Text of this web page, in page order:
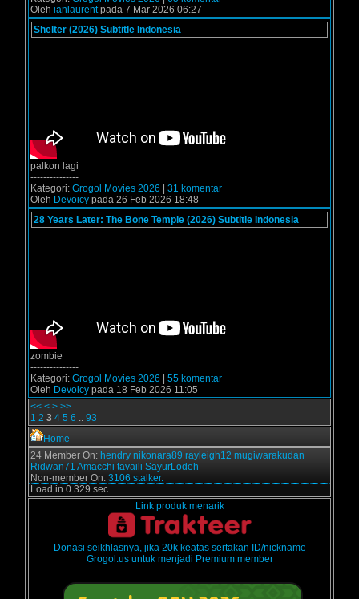
Oleh ianlaurentpada 7 Mar 2026 06:27
Shelter (2026) Subtitle Indonesia
palkon lagi
---------------
Kategori: Grogol Movies 2026
31 komentar
Oleh Devoicy pada 26 Feb 2026 18:48
28 Years Later: The Bone Temple (2026) Subtitle Indonesia
zombie
---------------
Kategori: Grogol Movies 2026
55 komentar
Oleh Devoicy pada 18 Feb 2026 11:05
<< < > >>
1 2 3 4 5 6 .. 93
Home
24 Member On: hendry nikonara89 rayleigh12 mugiwarakudan
Ridwan71 Amacchi tavaili SayurLodeh
Non-member On: 3106 stalker.
Load in 0.329 sec
Link produk menarik
Donasi seikhlasnya, jika 20k keatas sertakan ID/nickname
Grogol.us untuk menjadi Premium member